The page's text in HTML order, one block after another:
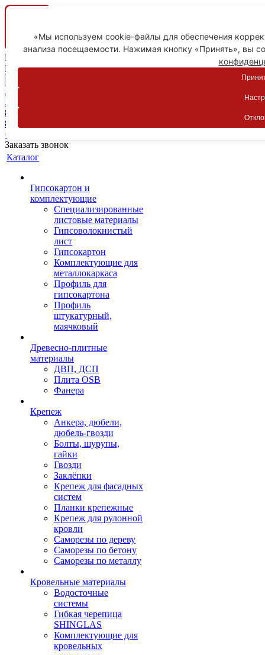
Ваш город
Пятигорск
Личный кабинет
8-800-775-59-89
8-800-775-59-89
+7 918 754-83-77
Заказать звонок
Каталог
Гипсокартон и
комплектующие
Специализированные
листовые материалы
Гипсоволокнистый
лист
Гипсокартон
Комплектующие для
металлокаркаса
Профиль для
гипсокартона
Профиль
штукатурный,
маячковый
Древесно-плитные
материалы
ДВП, ДСП
Плита OSB
Фанера
Крепеж
Анкера, дюбели,
дюбель-гвозди
Болты, шурупы,
гайки
Гвозди
Заклёпки
Крепеж для фасадных
систем
Планки крепежные
Крепеж для рулонной
кровли
Саморезы по дереву
Саморезы по бетону
Саморезы по металлу
Кровельные материалы
Водосточные
системы
Гибкая черепица
SHINGLAS
Комплектующие для
кровельных
«Мы используем cookie-файлы для обеспечения
анализа посещаемости. Нажимая кнопку «Принять», вы